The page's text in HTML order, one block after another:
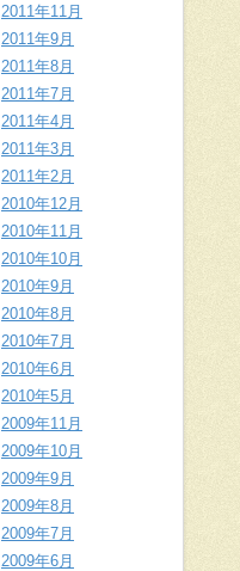
2011年11月
2011年9月
2011年8月
2011年7月
2011年4月
2011年3月
2011年2月
2010年12月
2010年11月
2010年10月
2010年9月
2010年8月
2010年7月
2010年6月
2010年5月
2009年11月
2009年10月
2009年9月
2009年8月
2009年7月
2009年6月